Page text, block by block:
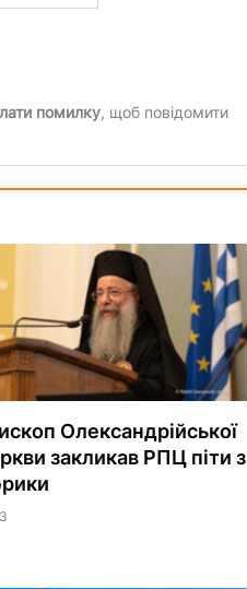
помилку, щоб повідомити
Олександрійської
закликав РПЦ піти з